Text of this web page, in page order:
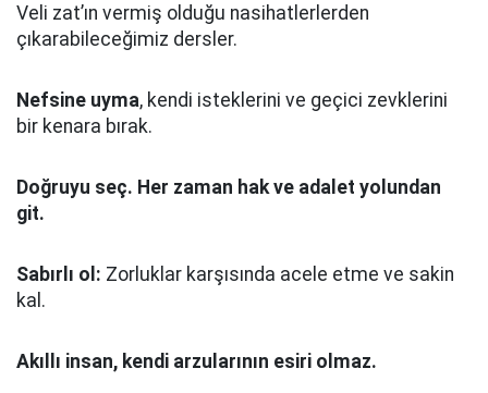
Veli zat’ın vermiş olduğu nasihatlerlerden
çıkarabileceğimiz dersler.
Nefsine uyma, kendi isteklerini ve geçici zevklerini
bir kenara bırak.
Doğruyu seç. Her zaman hak ve adalet yolundan
git.
Sabırlı ol: Zorluklar karşısında acele etme ve sakin
kal.
Akıllı insan, kendi arzularının esiri olmaz.